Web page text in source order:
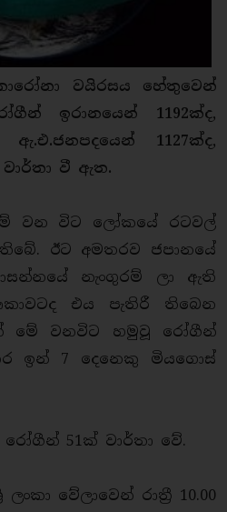
වයිරසය හේතුවෙන්
ඉරානයෙන් 1192ක්ද,
ඇ.එ.ජනපදයෙන් 1127ක්ද,
වී ඇත.
වන විට ලෝකයේ රටවල්
ඊට අමතරව ජපානයේ
නැංගුරම් ලා ඇති
එය පැතිරී තිබෙන
මේ වනවිට හමුවූ රෝගීන්
ඉන් 7 දෙනෙකු මියගොස්
51ක් වාර්තා වේ.
වේලාවෙන් රාත්‍රී 10.00